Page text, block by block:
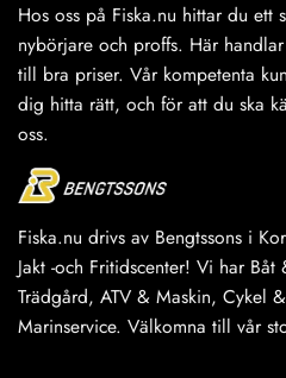
Hos oss på Fiska.nu hittar du ett
nybörjare och proffs. Här
till bra priser. Vår kompetenta
dig hitta rätt, och för att du ska
oss.
Fiska.nu drivs av Bengtssons i
Jakt -och Fritidscenter! Vi har
Trädgård, ATV & Maskin, Cykel
Marinservice. Välkomna till vår